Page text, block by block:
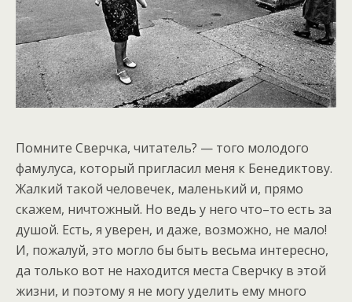
Помните Сверчка, читатель? — того молодого
фамулуса, который пригласил меня к Бенедиктову.
Жалкий такой человечек, маленький и, прямо
скажем, ничтожный. Но ведь у него что–то есть за
душой. Есть, я уверен, и даже, возможно, не мало!
И, пожалуй, это могло бы быть весьма интересно,
да только вот не находится места Сверчку в этой
жизни, и поэтому я не могу уделить ему много